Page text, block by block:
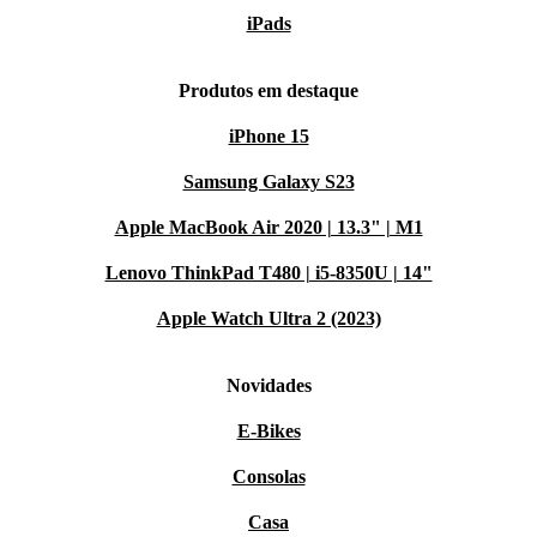
iPads
Produtos em destaque
iPhone 15
Samsung Galaxy S23
Apple MacBook Air 2020 | 13.3" | M1
Lenovo ThinkPad T480 | i5-8350U | 14"
Apple Watch Ultra 2 (2023)
Novidades
E-Bikes
Consolas
Casa